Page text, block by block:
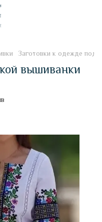
Заготовки к одежде под
вышиванки